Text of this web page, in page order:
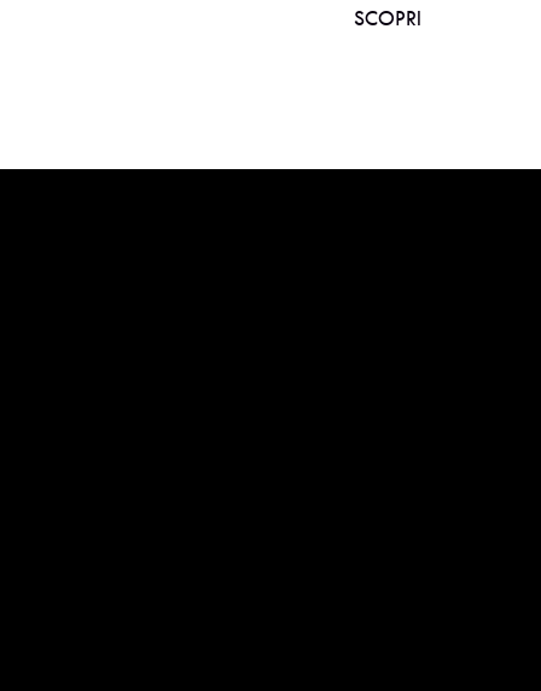
SCOPRI